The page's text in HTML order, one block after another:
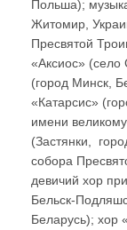
Польша);
Житомир,
Пресвятой
«Аксиос»
(город Минск,
«Катарсис»
имени
(Застянки,
собора
девичий хор
Бельск-
Беларусь); хор